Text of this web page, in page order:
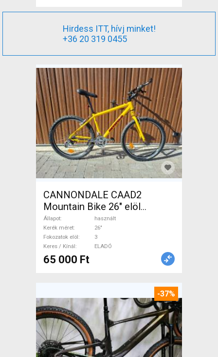
Hirdess ITT, hívj minket!
+36 20 319 0455
CANNONDALE CAAD2
Mountain Bike 26" elöl
teleszkópos használt ELADÓ
Állapot
használt
Kerék méret
26"
Fokozatok elöl
3
Keres / Kínál
ELADÓ
65 000 Ft
-37%